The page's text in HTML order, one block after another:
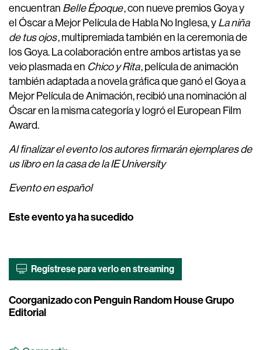
encuentran Belle Époque, con nueve premios Goya y
el Óscar a Mejor Película de Habla No Inglesa, y La niña
de tus ojos, multipremiada también en la ceremonia de
los Goya. La colaboración entre ambos artistas ya se
veio plasmada en Chico y Rita, película de animación
también adaptada a novela gráfica que ganó el Goya a
Mejor Película de Animación, recibió una nominación al
Óscar en la misma categoría y logró el European Film
Award.
Al finalizar el evento los autores firmarán ejemplares de
us libro en la casa de la IE University
Evento en español
Este evento ya ha sucedido
Regístrese para verlo en streaming
Coorganizado con Penguin Random House Grupo
Editorial